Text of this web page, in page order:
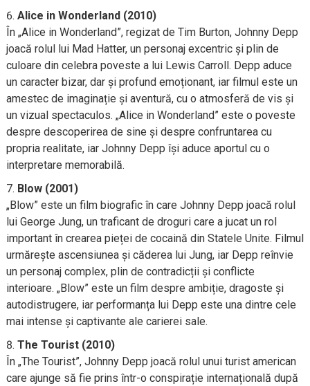
Alice in Wonderland (2010)
În „Alice in Wonderland”, regizat de Tim Burton, Johnny Depp
joacă rolul lui Mad Hatter, un personaj excentric și plin de
culoare din celebra poveste a lui Lewis Carroll. Depp aduce
un caracter bizar, dar și profund emoționant, iar filmul este un
amestec de imaginație și aventură, cu o atmosferă de vis și
un vizual spectaculos. „Alice in Wonderland” este o poveste
despre descoperirea de sine și despre confruntarea cu
propria realitate, iar Johnny Depp își aduce aportul cu o
interpretare memorabilă.
Blow (2001)
„Blow” este un film biografic în care Johnny Depp joacă rolul
lui George Jung, un traficant de droguri care a jucat un rol
important în crearea pieței de cocaină din Statele Unite. Filmul
urmărește ascensiunea și căderea lui Jung, iar Depp reînvie
un personaj complex, plin de contradicții și conflicte
interioare. „Blow” este un film despre ambiție, dragoste și
autodistrugere, iar performanța lui Depp este una dintre cele
mai intense și captivante ale carierei sale.
The Tourist (2010)
În „The Tourist”, Johnny Depp joacă rolul unui turist american
care ajunge să fie prins într-o conspirație internațională după